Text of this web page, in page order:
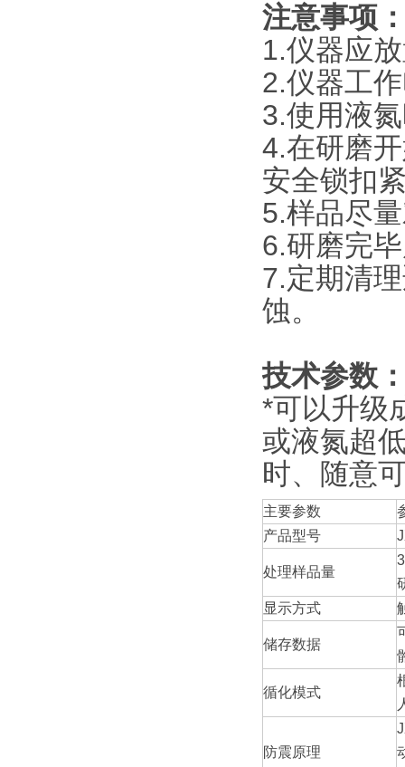
注意事项
1.仪器应
2.仪器工
3.使用液
4.在研磨
安全锁扣
5.样品尽
6.研磨完
7.定期清
蚀。
技术参数
*可以升级
或液氮超
时、随意
主要参数
产品型号
处理样品量
显示方式
储存数据
循化模式
防震原理